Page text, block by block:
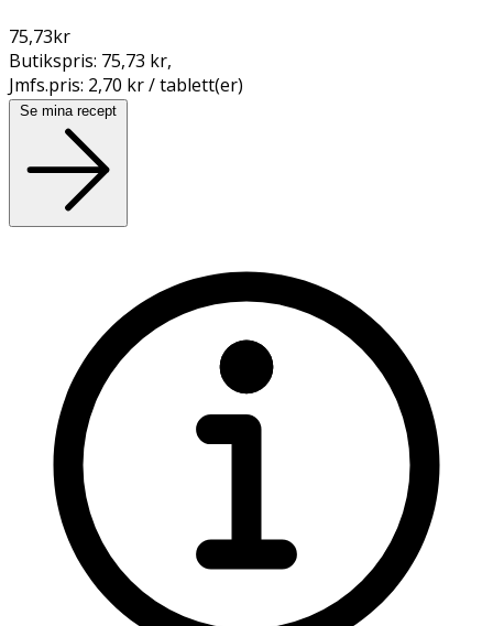
75,73kr
Butikspris: 75,73 kr,
Jmfs.pris: 2,70 kr / tablett(er)
Se mina recept